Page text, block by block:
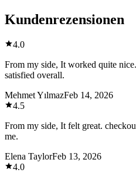
Kundenrezensionen
4.0
From my side, It worked quite
satisfied overall.
Mehmet YılmazFeb 14, 2026
4.5
From my side, It felt great.
me.
Elena TaylorFeb 13, 2026
4.0